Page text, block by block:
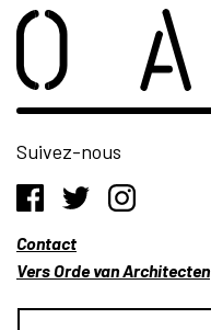
Suivez-nous
Contact
Vers Orde van Architecten